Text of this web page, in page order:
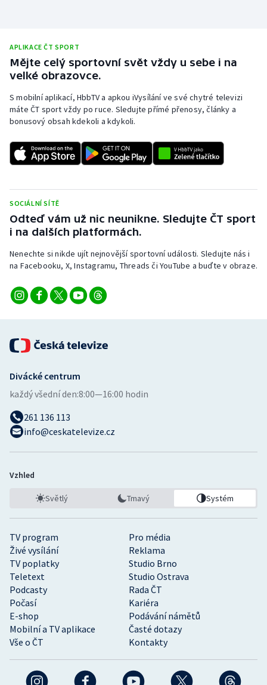
Rychlobruslení
Rychlostní kanoistika
Short track
Stolní tenis
Triatlon
Veslování
Ostatní
APLIKACE ČT SPORT
Mějte celý sportovní svět vždy u sebe i na
velké obrazovce.
S mobilní aplikací, HbbTV a apkou iVysílání ve své chytré televizi
máte ČT sport vždy po ruce. Sledujte přímé přenosy, články a
bonusový obsah kdekoli a kdykoli.
SOCIÁLNÍ SÍTĚ
Odteď vám už nic neunikne. Sledujte ČT sport
i na dalších platformách.
Nenechte si nikde ujít nejnovější sportovní události. Sledujte nás i
na Facebooku, X, Instagramu, Threads či YouTube a buďte v obraze.
TV program
Pro média
Živé vysílání
Reklama
TV poplatky
Studio Brno
Teletext
Studio Ostrava
Podcasty
Rada ČT
Počasí
Kariéra
E-shop
Podávání námětů
Mobilní a TV aplikace
Časté dotazy
Vše o ČT
Kontakty
Divácké centrum
každý všední den:8:00—16:00 hodin
261 136 113
info@ceskatelevize.cz
Vzhled
Světlý Tmavý Systém